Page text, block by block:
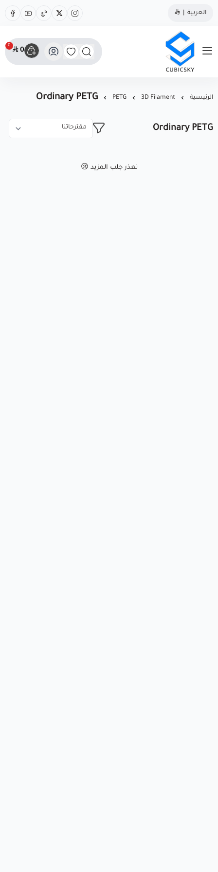
العربية
مؤسسة كيوبك سكاي
0
0
الرئيسية 3D Filament
PETG
Ordinary PETG
Ordinary PETG
تعذر جلب المزيد 😢